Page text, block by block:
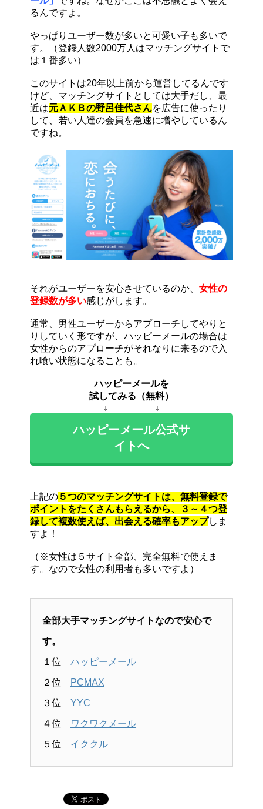
るんですよ。
やっぱりユーザー数が多いと可愛い子も多いで
す。（登録人数2000万人はマッチングサイトで
は１番多い）
このサイトは20年以上前から運営してるんです
けど、マッチングサイトとしては大手だし、最
近は元ＡＫＢの野呂佳代さんを広告に使ったり
して、若い人達の会員を急速に増やしているん
ですね。
それがユーザーを安心させているのか、 女性の
登録数が多い感じがします。
通常、男性ユーザーからアプローチしてやりと
りしていく形ですが、ハッピーメールの場合は
女性からのアプローチがそれなりに来るので入
れ喰い状態になることも。
ハッピーメールを
試してみる（無料）
↓ ↓
ハッピーメール公式サ
イトへ
上記の ５つのマッチングサイトは、無料登録で
ポイントをたくさんもらえるから、３～４つ登
録して複数使えば、出会える確率もアップしま
すよ！
（※女性は５サイト全部、完全無料で使えま
す。なので女性の利用者も多いですよ）
全部大手マッチングサイトなので安心で
す。
１位 ハッピーメール
２位 PCMAX
３位 YYC
４位 ワクワクメール
５位 イククル